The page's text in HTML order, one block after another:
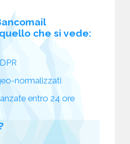
che si vede:
normalizzati
entro 24 ore